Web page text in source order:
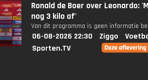
Ronald de Boer over Leonardo:
nog 3 kilo af'
Van dit programma is geen informatie
06-08-2026 22:30 Ziggo
Sporten.TV